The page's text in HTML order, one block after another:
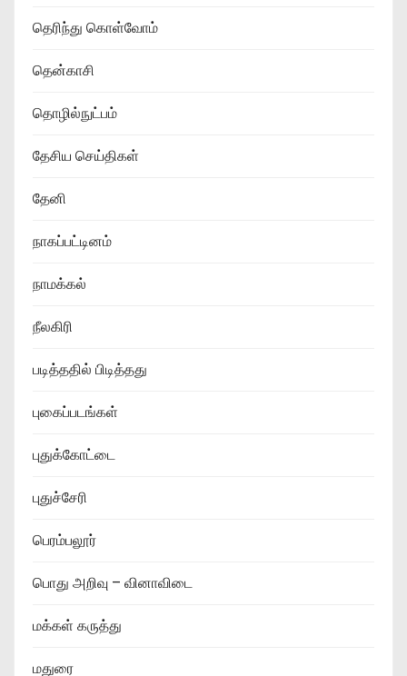
தெரிந்து கொள்வோம்
தென்காசி
தொழில்நுட்பம்
தேசிய செய்திகள்
தேனி
நாகப்பட்டினம்
நாமக்கல்
நீலகிரி
படித்ததில் பிடித்தது
புகைப்படங்கள்
புதுக்கோட்டை
புதுச்சேரி
பெரம்பலூர்
பொது அறிவு – வினாவிடை
மக்கள் கருத்து
மதுரை